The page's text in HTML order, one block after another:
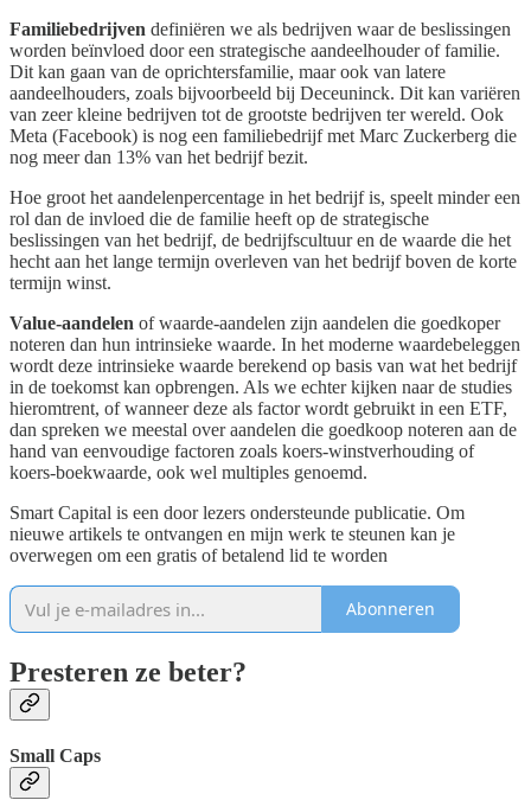
Familiebedrijven definiëren we als bedrijven waar de beslissingen
worden beïnvloed door een strategische aandeelhouder of familie.
Dit kan gaan van de oprichtersfamilie, maar ook van latere
aandeelhouders, zoals bijvoorbeeld bij Deceuninck. Dit kan variëren
van zeer kleine bedrijven tot de grootste bedrijven ter wereld. Ook
Meta (Facebook) is nog een familiebedrijf met Marc Zuckerberg die
nog meer dan 13% van het bedrijf bezit.
Hoe groot het aandelenpercentage in het bedrijf is, speelt minder een
rol dan de invloed die de familie heeft op de strategische
beslissingen van het bedrijf, de bedrijfscultuur en de waarde die het
hecht aan het lange termijn overleven van het bedrijf boven de korte
termijn winst.
Value-aandelen of waarde-aandelen zijn aandelen die goedkoper
noteren dan hun intrinsieke waarde. In het moderne waardebeleggen
wordt deze intrinsieke waarde berekend op basis van wat het bedrijf
in de toekomst kan opbrengen. Als we echter kijken naar de studies
hieromtrent, of wanneer deze als factor wordt gebruikt in een ETF,
dan spreken we meestal over aandelen die goedkoop noteren aan de
hand van eenvoudige factoren zoals koers-winstverhouding of
koers-boekwaarde, ook wel multiples genoemd.
Smart Capital is een door lezers ondersteunde publicatie. Om
nieuwe artikels te ontvangen en mijn werk te steunen kan je
overwegen om een gratis of betalend lid te worden
Abonneren
Presteren ze beter?
Small Caps